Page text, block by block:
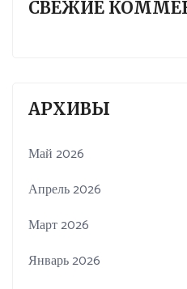
СВЕЖИЕ
АРХИВЫ
Май 2026
Апрель 2026
Март 2026
Январь 2026